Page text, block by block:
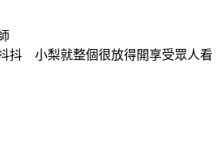
抖 小梨就整個很放得開享受眾人看